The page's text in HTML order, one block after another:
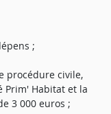
;
procédure civile,
Prim' Habitat et la
3 000 euros ;